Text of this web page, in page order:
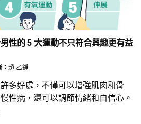
性的 5 大運動不只符合興趣更有益
趙 乙錚
多好處，不僅可以增強肌肉和骨
性病，還可以調節情緒和自信心。